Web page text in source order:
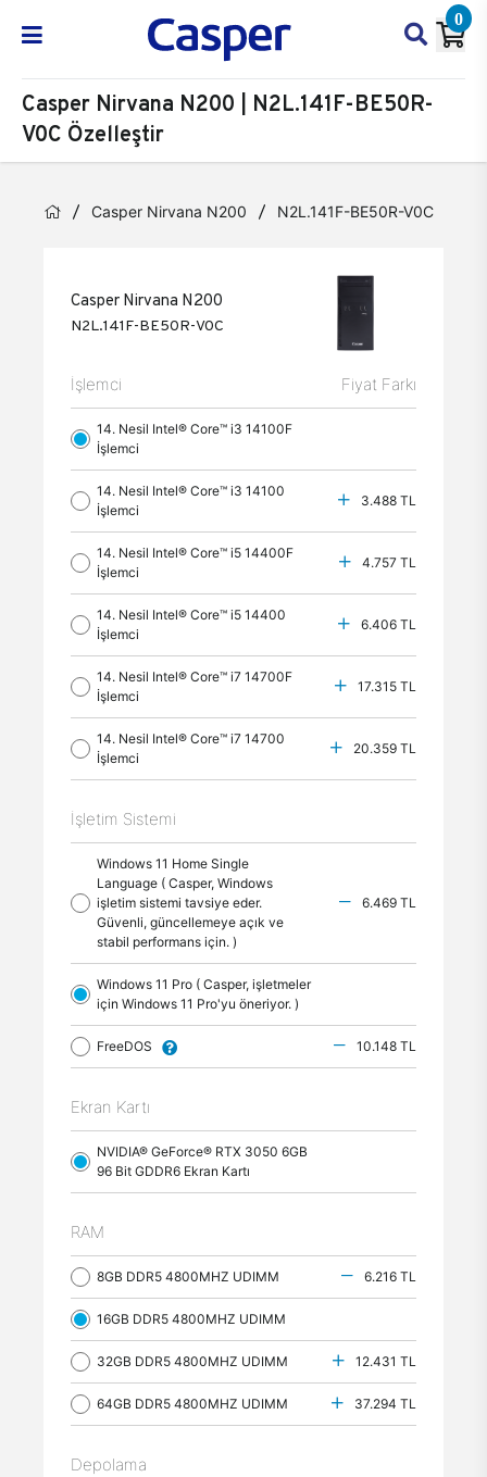
0
Casper Nirvana N200 | N2L.141F-BE50R-
V0C Özelleştir
Casper Nirvana N200 N2L.141F-BE50R-V0C
Casper Nirvana N200
N2L.141F-BE50R-V0C
İşlemci Fiyat Farkı
14. Nesil Intel® Core™ i3 14100F
İşlemci
14. Nesil Intel® Core™ i3 14100
İşlemci
3.488 TL
14. Nesil Intel® Core™ i5 14400F
İşlemci
4.757 TL
14. Nesil Intel® Core™ i5 14400
İşlemci
6.406 TL
14. Nesil Intel® Core™ i7 14700F
İşlemci
17.315 TL
14. Nesil Intel® Core™ i7 14700
İşlemci
20.359 TL
İşletim Sistemi
Windows 11 Home Single
Language ( Casper, Windows
işletim sistemi tavsiye eder.
Güvenli, güncellemeye açık ve
stabil performans için. )
6.469 TL
Windows 11 Pro ( Casper, işletmeler
için Windows 11 Pro'yu öneriyor. )
FreeDOS 10.148 TL
Ekran Kartı
NVIDIA® GeForce® RTX 3050 6GB
96 Bit GDDR6 Ekran Kartı
RAM
8GB DDR5 4800MHZ UDIMM 6.216 TL
16GB DDR5 4800MHZ UDIMM
32GB DDR5 4800MHZ UDIMM 12.431 TL
64GB DDR5 4800MHZ UDIMM 37.294 TL
Depolama